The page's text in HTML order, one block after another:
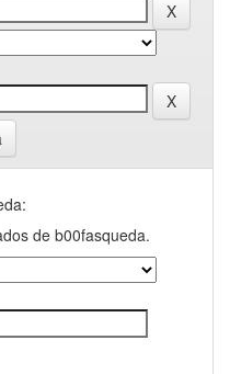
de b00fasqueda.